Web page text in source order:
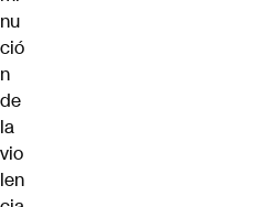
nu
ció
n
de
la
vio
len